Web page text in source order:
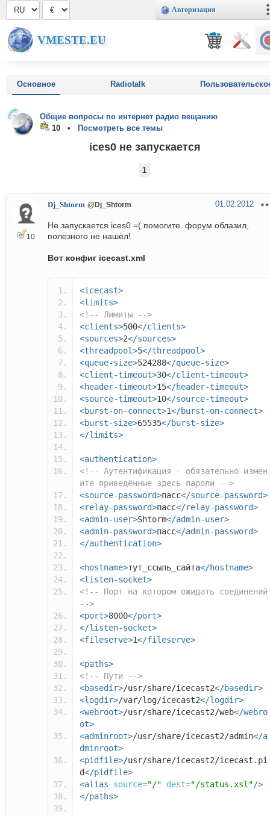
Авторизация
VMESTE.EU
Основное Radiotalk
Общие вопросы по интернет радио вещанию
10 •
Посмотреть все темы
ices0 не запускается
1
10
Dj_Shtorm @Dj_Shtorm 01.02.2012
Не запускается ices0 =( помогите. форум облазил,
полезного не нашёл!
Вот конфиг icecast.xml
<icecast>
<limits>
<!-- Лимиты -->
<clients>500</clients>
<sources>2</sources>
<threadpool>5</threadpool>
<queue-size>524288</queue-size>
<client-timeout>30</client-timeout>
<header-timeout>15</header-timeout>
<source-timeout>10</source-timeout>
<burst-on-connect>1</burst-on-connect>
<burst-size>65535</burst-size>
</limits>
<authentication>
<!-- Аутентификация - обязательно измен
ите приведённые здесь пароли -->
<source-password>пасс</source-password>
<relay-password>пасс</relay-password>
<admin-user>Shtorm</admin-user>
<admin-password>пасс</admin-password>
</authentication>
<hostname>тут_ссыль_сайта</hostname>
<listen-socket>
<!-- Порт на котором ожидать соединений
-->
<port>8000</port>
</listen-socket>
<fileserve>1</fileserve>
<paths>
<!-- Пути -->
<basedir>/usr/share/icecast2</basedir>
<logdir>/var/log/icecast2</logdir>
<webroot>/usr/share/icecast2/web</webro
ot>
<adminroot>/usr/share/icecast2/admin</a
dminroot>
<pidfile>/usr/share/icecast2/icecast.pi
d</pidfile>
<alias
source="/" dest="/status.xsl"/>
</paths>